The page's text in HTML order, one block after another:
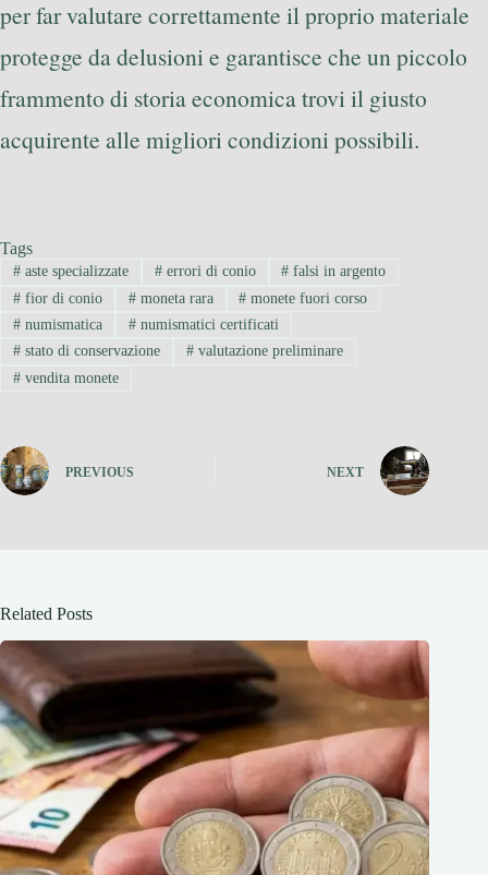
per far valutare correttamente il proprio materiale
protegge da delusioni e garantisce che un piccolo
frammento di storia economica trovi il giusto
acquirente alle migliori condizioni possibili.
Tags
#aste specializzate #errori di conio # falsi in argento
#fior di conio #moneta rara # monete fuori corso
#numismatica #numismatici certificati
#stato di conservazione #valutazione preliminare
#vendita monete
PREVIOUS NEXT
Related Posts